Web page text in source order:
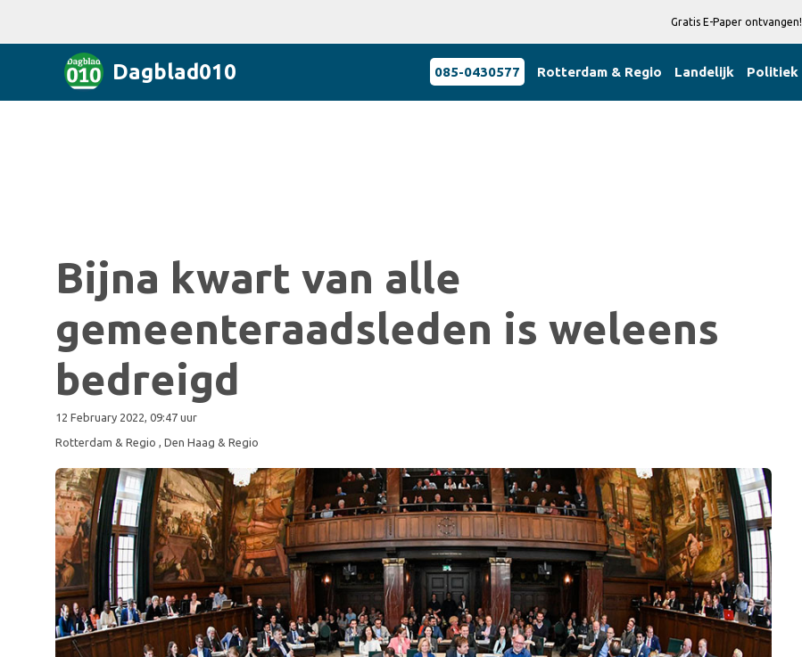
Gratis E-Paper ontvangen!
Dagblad010 085-0430577 Rotterdam & Regio Landelijk Politiek
Bijna kwart van alle
gemeenteraadsleden is weleens
bedreigd
12 February 2022, 09:47 uur
Rotterdam & Regio , Den Haag & Regio